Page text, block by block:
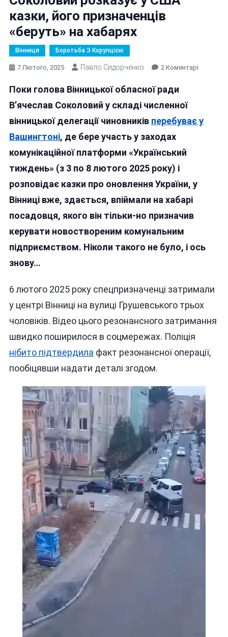
казки, його призначенців
«беруть» на хабарях
Вінниця Боротьба З Корупцією
7 Лютого, 2025 Павло Сидорченко 2 КоментаріДо
Поки голова Вінницької обласної ради
В’ячеслав Соколовий у складі численної
вінницької делегації чиновників перебуває у
Вашингтоні, де бере участь у заходах
комунікаційної платформи «Український
тиждень» (з 3 по 8 лютого 2025 року) і
розповідає казки про оновлення України, у
Вінниці вже, здається, впіймали на хабарі
посадовця, якого він тільки-но призначив
керувати новоствореним комунальним
підприємством. Ніколи такого не було, і ось
знову…
6 лютого 2025 року спецпризначенці затримали
у центрі Вінниці на вулиці Грушевського трьох
чоловіків. Відео цього резонансного затримання
швидко поширилося в соцмережах. Поліція
нібито підтвердила факт резонансної операції,
пообіцявши надати деталі згодом.